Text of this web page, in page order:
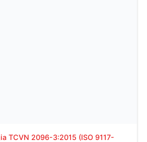
TCVN 2096-3:2015 (ISO 9117-